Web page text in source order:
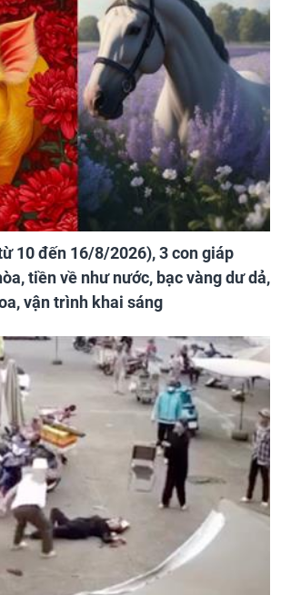
10 đến 16/8/2026), 3 con giáp
tiền về như nước, bạc vàng dư dả,
vận trình khai sáng